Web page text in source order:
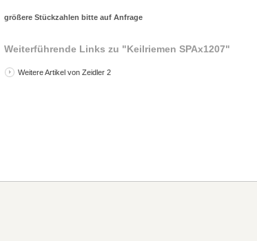
größere Stückzahlen bitte auf Anfrage
Weiterführende Links zu "Keilriemen SPAx1207"
Weitere Artikel von Zeidler 2